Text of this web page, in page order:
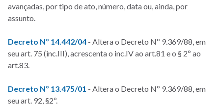
avançadas, por tipo de ato, número, data ou, ainda, por
assunto.
Decreto Nº 14.442/04 - Altera o Decreto Nº 9.369/88, em
seu art. 75 (inc.III), acrescenta o inc.IV ao art.81 e o § 2º ao
art.83.
Decreto Nº 13.475/01 - Altera o Decreto Nº 9.369/88, em
seu art. 92, §2º.